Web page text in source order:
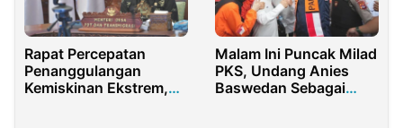
Rapat Percepatan
Penanggulangan
Kemiskinan Ekstrem,
Malam Ini Puncak Milad
PKS, Undang Anies
Baswedan Sebagai